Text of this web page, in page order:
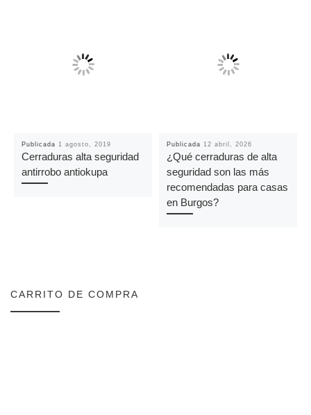
Publicada 1 agosto, 2019
Cerraduras alta seguridad
antirrobo antiokupa
Publicada 12 abril, 2026
¿Qué cerraduras de alta
seguridad son las más
recomendadas para casas
en Burgos?
CARRITO DE COMPRA